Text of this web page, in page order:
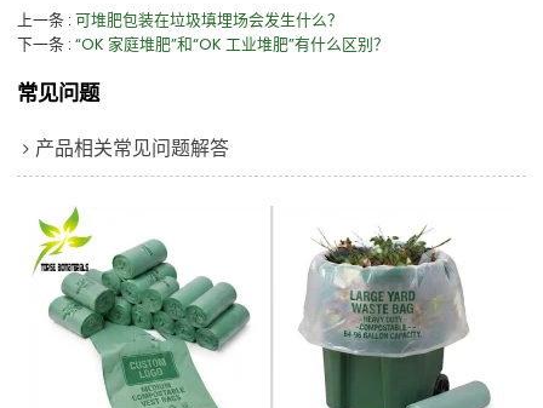
上一条 可堆肥包装在垃圾填埋场会发生什么？
下一条 “OK 家庭堆肥”和“OK 工业堆肥”有什么区别？
常见问题
产品相关常见问题解答